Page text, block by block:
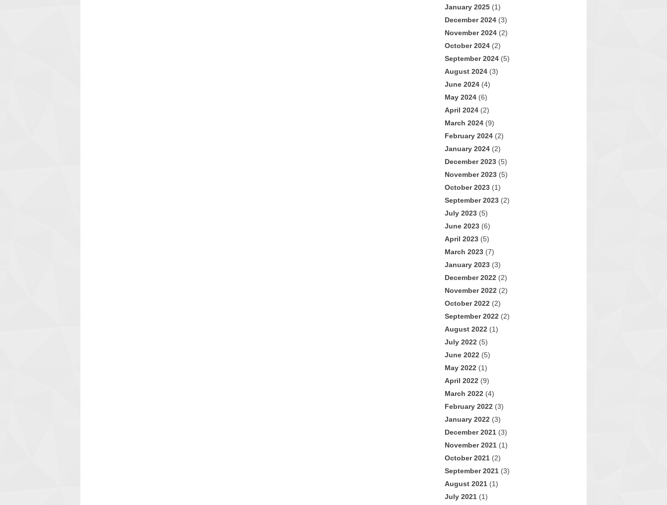
January 2025 (1)
December 2024 (3)
November 2024 (2)
October 2024 (2)
September 2024 (5)
August 2024 (3)
June 2024 (4)
May 2024 (6)
April 2024 (2)
March 2024 (9)
February 2024 (2)
January 2024 (2)
December 2023 (5)
November 2023 (5)
October 2023 (1)
September 2023 (2)
July 2023 (5)
June 2023 (6)
April 2023 (5)
March 2023 (7)
January 2023 (3)
December 2022 (2)
November 2022 (2)
October 2022 (2)
September 2022 (2)
August 2022 (1)
July 2022 (5)
June 2022 (5)
May 2022 (1)
April 2022 (9)
March 2022 (4)
February 2022 (3)
January 2022 (3)
December 2021 (3)
November 2021 (1)
October 2021 (2)
September 2021 (3)
August 2021 (1)
July 2021 (1)